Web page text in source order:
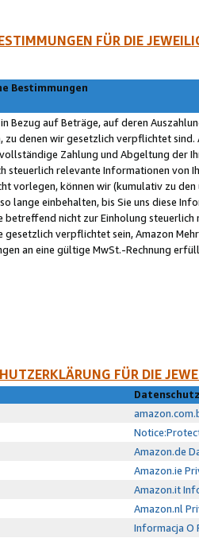
FÜR DIE
Bestimmungen
Bezug auf Beträge, auf deren
zu denen wir gesetzlich verpflichtet
Zahlung und Abgeltung der
steuerlich relevante Informationen von
vorlegen, können wir (kumulativ zu
lange einbehalten, bis Sie uns diese
betreffend nicht zur Einholung
gesetzlich verpflichtet sein, Amazon
an eine gültige MwSt.-Rechnung
FÜR DIE
Amazon.de
Amazon.ie
Amazon.it
Amazon.nl
Informacja O